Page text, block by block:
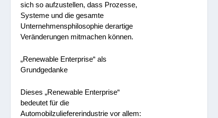
sich so aufzustellen, dass Prozesse,
Systeme und die gesamte
Unternehmensphilosophie derartige
Veränderungen mitmachen können.
„Renewable Enterprise“ als
Grundgedanke
Dieses „Renewable Enterprise“
bedeutet für die
Automobilzuliefererindustrie vor allem: